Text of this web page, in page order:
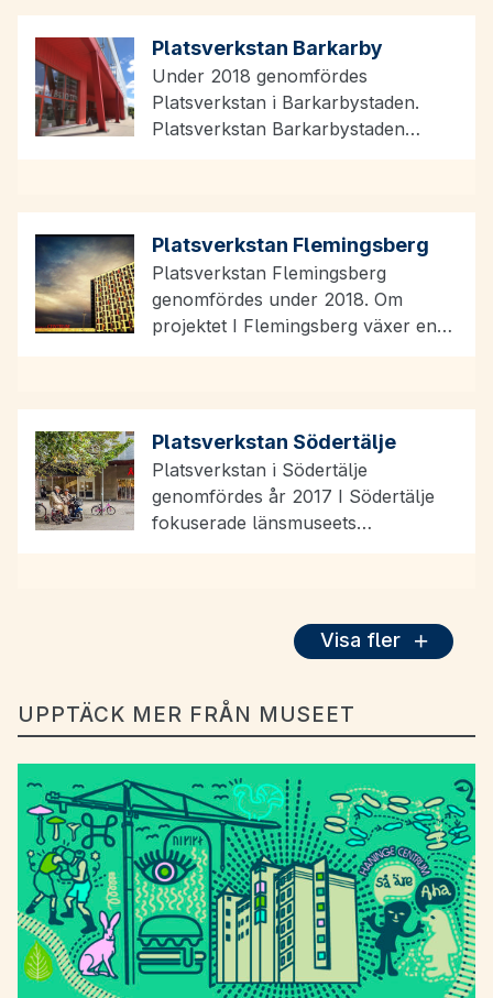
Platsverkstan Barkarby
Under 2018 genomfördes
Platsverkstan i Barkarbystaden.
Platsverkstan Barkarbystaden
Platsverkstan Flemingsberg
Platsverkstan Flemingsberg
genomfördes under 2018. Om
projektet I Flemingsberg växer en
Platsverkstan Södertälje
Platsverkstan i Södertälje
genomfördes år 2017 I Södertälje
fokuserade länsmuseets
Visa fler
UPPTÄCK MER FRÅN MUSEET